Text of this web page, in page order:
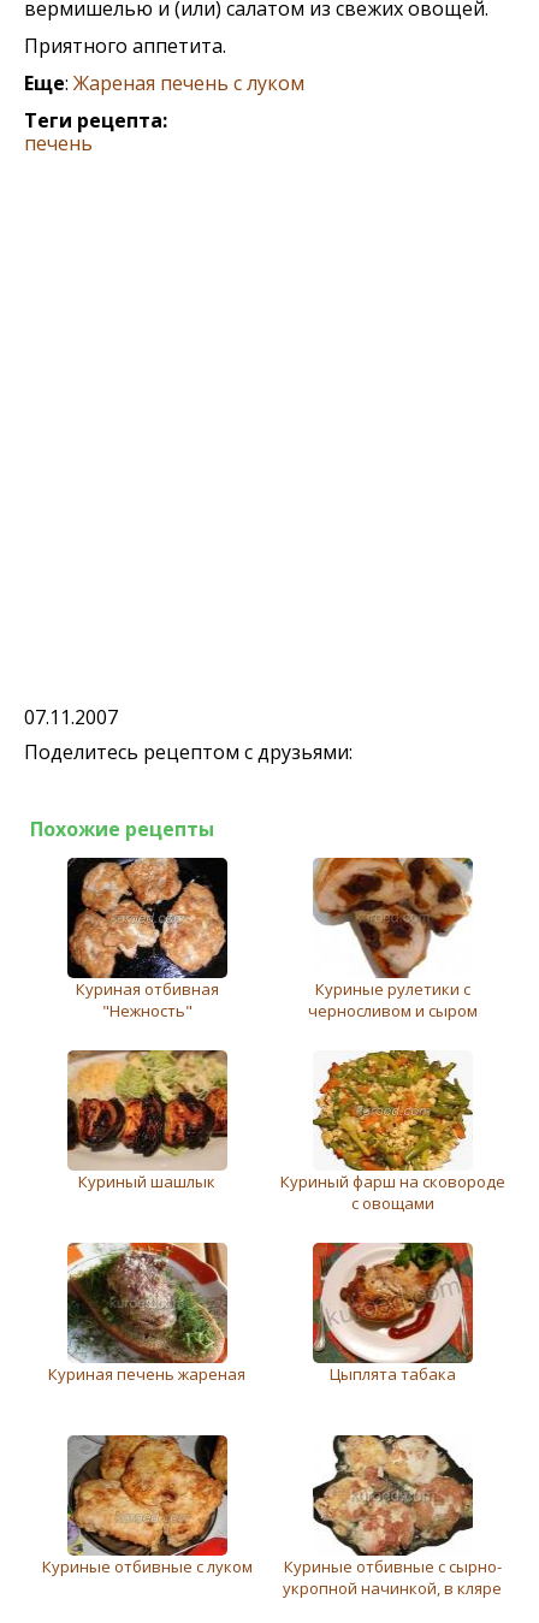
вермишелью и (или) салатом из свежих овощей.
Приятного аппетита.
Еще: Жареная печень с луком
Теги рецепта:
печень
07.11.2007
Поделитесь рецептом с друзьями:
Похожие рецепты
Куриная отбивная
"Нежность"
Куриные рулетики с
черносливом и сыром
Куриный шашлык
Куриный фарш на сковороде
с овощами
Куриная печень жареная Цыплята табака
Куриные отбивные с луком
Куриные отбивные с сырно-
укропной начинкой, в кляре